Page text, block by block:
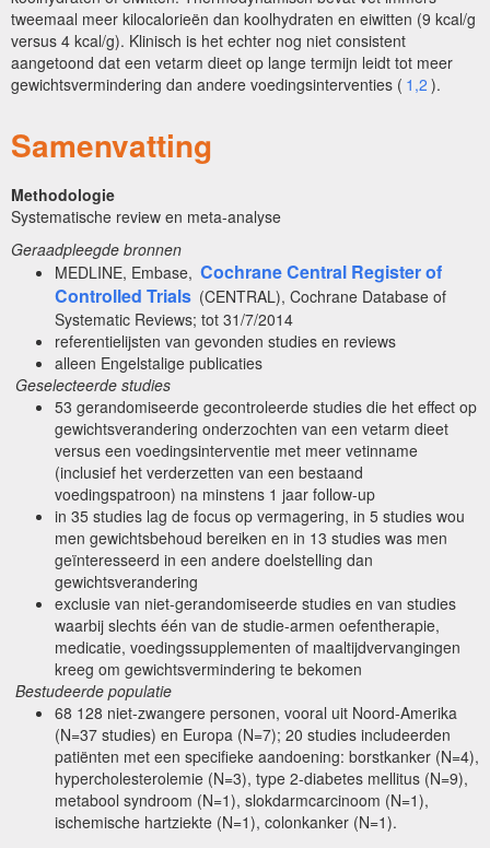
tweemaal meer kilocalorieën dan koolhydraten en eiwitten (9 kcal/g
versus 4 kcal/g). Klinisch is het echter nog niet consistent
aangetoond dat een vetarm dieet op lange termijn leidt tot meer
gewichtsvermindering dan andere voedingsinterventies ( 1,2 ).
Samenvatting
Methodologie
Systematische review en meta-analyse
Geraadpleegde bronnen
MEDLINE, Embase, Cochrane Central Register of
Controlled Trials (CENTRAL), Cochrane Database of
Systematic Reviews; tot 31/7/2014
referentielijsten van gevonden studies en reviews
alleen Engelstalige publicaties
Geselecteerde studies
53 gerandomiseerde gecontroleerde studies die het effect op
gewichtsverandering onderzochten van een vetarm dieet
versus een voedingsinterventie met meer vetinname
(inclusief het verderzetten van een bestaand
voedingspatroon) na minstens 1 jaar follow-up
in 35 studies lag de focus op vermagering, in 5 studies wou
men gewichtsbehoud bereiken en in 13 studies was men
geïnteresseerd in een andere doelstelling dan
gewichtsverandering
exclusie van niet-gerandomiseerde studies en van studies
waarbij slechts één van de studie-armen oefentherapie,
medicatie, voedingssupplementen of maaltijdvervangingen
kreeg om gewichtsvermindering te bekomen
Bestudeerde populatie
68 128 niet-zwangere personen, vooral uit Noord-Amerika
(N=37 studies) en Europa (N=7); 20 studies includeerden
patiënten met een specifieke aandoening: borstkanker (N=4),
hypercholesterolemie (N=3), type 2-diabetes mellitus (N=9),
metabool syndroom (N=1), slokdarmcarcinoom (N=1),
ischemische hartziekte (N=1), colonkanker (N=1).